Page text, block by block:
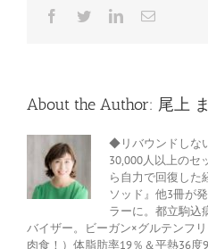
パ
ッ
ラ
士
想
か
思
Facebook
TwitterLinkedIn
電
About the Author: 尾上
◆リバウンドしな
30,000人以上のセ
ら自力で回復した
ソッド』他3冊が
ラーに。都立駒込
バイザー。ビーガン×グルテンフ
肉食！）体脂肪率19％＆平熱36